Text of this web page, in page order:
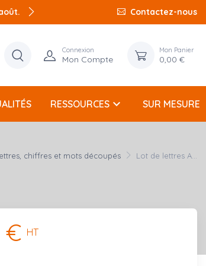
Contactez-nous
Connexion
Mon Compte
Mon Panier
0,00 €
RESSOURCES keyboard_arrow_down SUR MESURE
chiffres et mots découpés Lot de lettres A...
€ HT